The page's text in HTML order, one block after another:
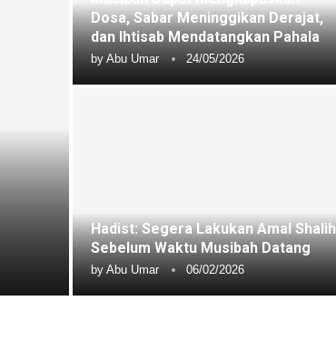
Dosa, Sabar Meninggikan Derajat,
dan Ihtisab Mendatangkan Pahala
by Abu Umar 24/05/2026
Hadist: Segera Lakukan Amal Shalih
Sebelum Waktu Musibah Datang
by Abu Umar 06/02/2026